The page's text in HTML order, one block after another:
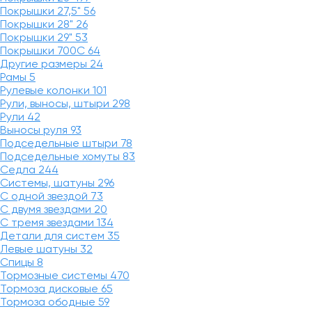
Покрышки 27,5" 56
Покрышки 28" 26
Покрышки 29" 53
Покрышки 700C 64
Другие размеры 24
Рамы 5
Рулевые колонки 101
Рули, выносы, штыри 298
Рули 42
Выносы руля 93
Подседельные штыри 78
Подседельные хомуты 83
Седла 244
Системы, шатуны 296
С одной звездой 73
С двумя звездами 20
С тремя звездами 134
Детали для систем 35
Левые шатуны 32
Спицы 8
Тормозные системы 470
Тормоза дисковые 65
Тормоза ободные 59